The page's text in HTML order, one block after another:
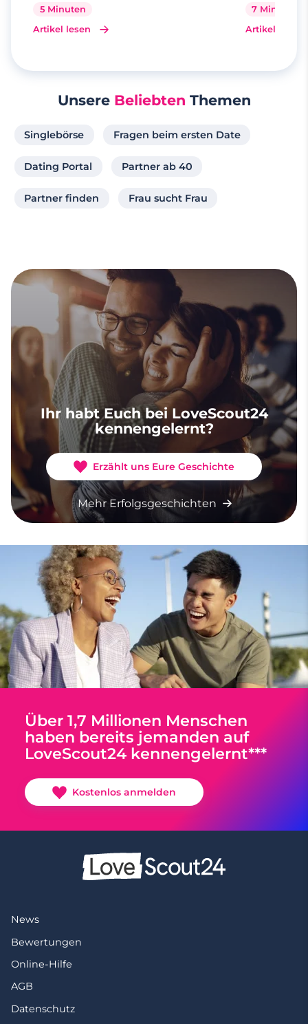
5 Minuten
Artikel lesen
7 Minuten
Artikel lesen
Unsere Beliebten Themen
Singlebörse Fragen beim ersten Date
Dating Portal Partner ab 40
Partner finden Frau sucht Frau
Ihr habt Euch bei LoveScout24
kennengelernt?
Erzählt uns Eure Geschichte
Mehr Erfolgsgeschichten
Über 1,7 Millionen Menschen
haben bereits jemanden auf
LoveScout24 kennengelernt***
Kostenlos anmelden
News
Bewertungen
Online-Hilfe
AGB
Datenschutz